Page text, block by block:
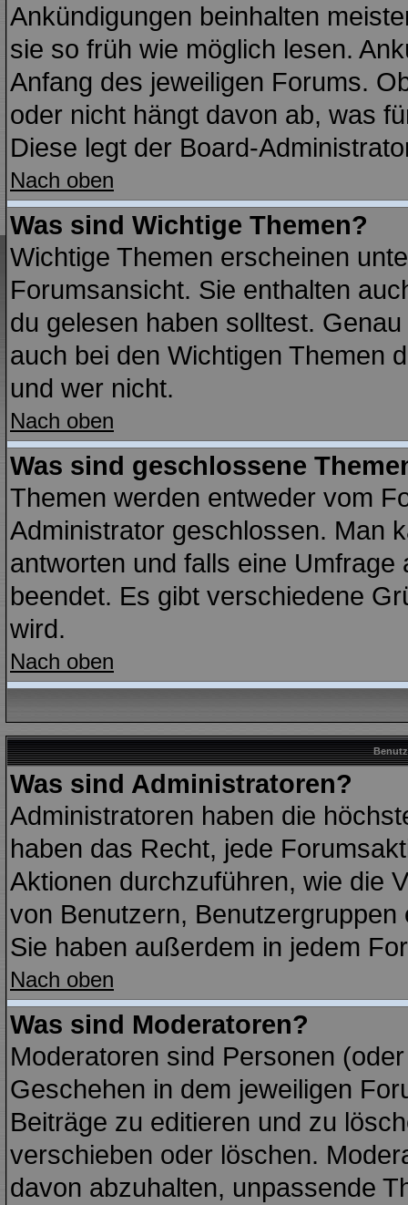
Ankündigungen beinhalten
sie so früh wie möglich lesen.
Anfang des jeweiligen Forums.
oder nicht hängt davon ab, was
Diese legt der Board-
Nach oben
Was sind Wichtige Themen?
Wichtige Themen erscheinen
Forumsansicht. Sie enthalten
du gelesen haben solltest.
auch bei den Wichtigen Themen
und wer nicht.
Nach oben
Was sind geschlossene
Themen werden entweder vom
Administrator geschlossen. Man
antworten und falls eine
beendet. Es gibt verschiedene
wird.
Nach oben
Was sind Administratoren?
Administratoren haben die
haben das Recht, jede
Aktionen durchzuführen, wie die
von Benutzern,
Sie haben außerdem in jedem
Nach oben
Was sind Moderatoren?
Moderatoren sind Personen
Geschehen in dem jeweiligen
Beiträge zu editieren und zu
verschieben oder löschen.
davon abzuhalten, unpassende